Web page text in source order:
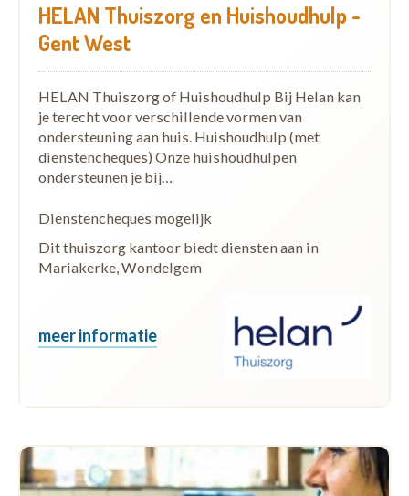
HELAN Thuiszorg en Huishoudhulp -
Gent West
HELAN Thuiszorg of Huishoudhulp Bij Helan kan
je terecht voor verschillende vormen van
ondersteuning aan huis. Huishoudhulp (met
dienstencheques) Onze huishoudhulpen
ondersteunen je bij…
Dienstencheques mogelijk
Dit thuiszorg kantoor biedt diensten aan in
Mariakerke, Wondelgem
meer informatie